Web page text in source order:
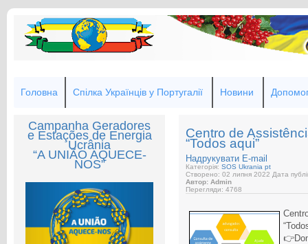
Головна Спілка Українців у Португалії Новини
Campanha Geradores
e Estações de Energia
Ucrânia
“A UNIÃO AQUECE-
NOS”
Centro de
“Todos aqui”
Надрукувати E-mail
Категорія: SOS Ukrania pt
Створено: 02 липня 2022 Дата
Автор: Admin
Перегляди: 4768